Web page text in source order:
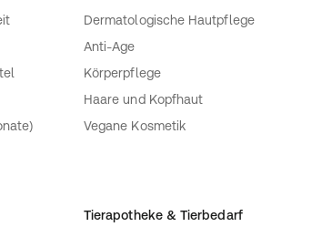
Dermatologische Hautpflege
Anti-Age
Körperpflege
Haare und Kopfhaut
Vegane Kosmetik
Tierapotheke & Tierbedarf